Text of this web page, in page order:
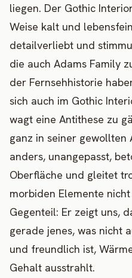
liegen. Der Gothic
Weise kalt und
detailverliebt und
die auch Adams Family
der Fernsehhistorie
sich auch im Gothic
wagt eine Antithese zu
ganz in seiner gewollten
anders, unangepasst,
Oberfläche und gleitet
morbiden Elemente
Gegenteil: Er zeigt uns,
gerade jenes, was nicht
und freundlich ist,
Gehalt ausstrahlt.